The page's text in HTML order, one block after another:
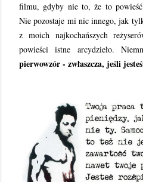
filmu, gdyby nie to, że to powieść
Nie pozostaje mi nic innego, jak
z moich najkochańszych
powieści istne arcydzieło.
pierwowzór - zwłaszcza, jeśli